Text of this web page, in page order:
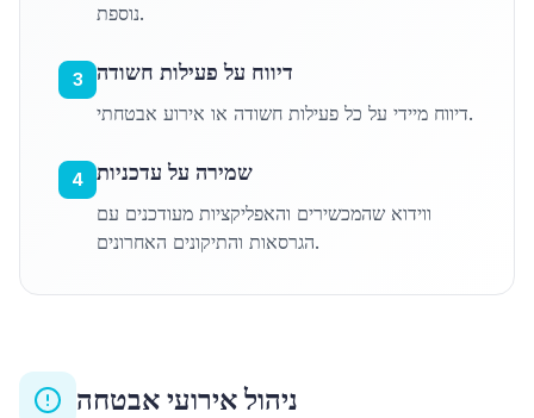
נוספת.
3 דיווח על פעילות חשודה
דיווח מיידי על כל פעילות חשודה או אירוע אבטחתי.
4 שמירה על עדכניות
ווידוא שהמכשירים והאפליקציות מעודכנים עם
הגרסאות והתיקונים האחרונים.
ניהול אירועי אבטחה